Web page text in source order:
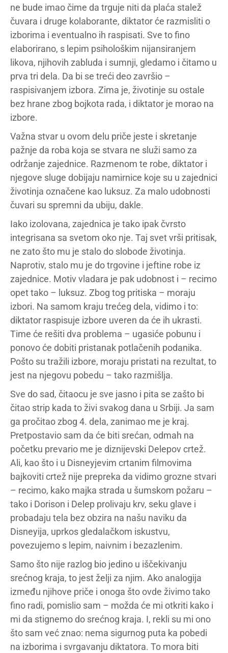
ne bude imao čime da trguje niti da plaća stalež
čuvara i druge kolaborante, diktator će razmisliti o
izborima i eventualno ih raspisati. Sve to fino
elaborirano, s lepim psihološkim nijansiranjem
likova, njihovih zabluda i sumnji, gledamo i čitamo u
prva tri dela. Da bi se treći deo završio –
raspisivanjem izbora. Zima je, životinje su ostale
bez hrane zbog bojkota rada, i diktator je morao na
izbore.
Važna stvar u ovom delu priče jeste i skretanje
pažnje da roba koja se stvara ne služi samo za
održanje zajednice. Razmenom te robe, diktator i
njegove sluge dobijaju namirnice koje su u zajednici
životinja označene kao luksuz. Za malo udobnosti
čuvari su spremni da ubiju, dakle.
Iako izolovana, zajednica je tako ipak čvrsto
integrisana sa svetom oko nje. Taj svet vrši pritisak,
ne zato što mu je stalo do slobode životinja.
Naprotiv, stalo mu je do trgovine i jeftine robe iz
zajednice. Motiv vladara je pak udobnost i – recimo
opet tako – luksuz. Zbog tog pritiska – moraju
izbori. Na samom kraju trećeg dela, vidimo i to:
diktator raspisuje izbore uveren da će ih ukrasti.
Time će rešiti dva problema – ugasiće pobunu i
ponovo će dobiti pristanak potlačenih podanika.
Pošto su tražili izbore, moraju pristati na rezultat, to
jest na njegovu pobedu – tako razmišlja.
Sve do sad, čitaocu je sve jasno i pita se zašto bi
čitao strip kada to živi svakog dana u Srbiji. Ja sam
ga pročitao zbog 4. dela, zanimao me je kraj.
Pretpostavio sam da će biti srećan, odmah na
početku prevario me je diznijevski Delepov crtež.
Ali, kao što i u Disneyjevim crtanim filmovima
bajkoviti crtež nije prepreka da vidimo grozne stvari
– recimo, kako majka strada u šumskom požaru –
tako i Dorison i Delep prolivaju krv, seku glave i
probadaju tela bez obzira na našu naviku da
Disneyija, uprkos gledalačkom iskustvu,
povezujemo s lepim, naivnim i bezazlenim.
Samo što nije razlog bio jedino u iščekivanju
srećnog kraja, to jest želji za njim. Ako analogija
između njihove priče i onoga što ovde živimo tako
fino radi, pomislio sam – možda će mi otkriti kako i
mi da stignemo do srećnog kraja. I, rekli su mi ono
što sam već znao: nema sigurnog puta ka pobedi
na izborima i svrgavanju diktatora. To mora biti